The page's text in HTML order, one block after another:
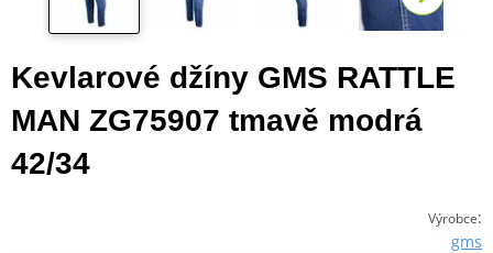
Kevlarové džíny GMS RATTLE
MAN ZG75907 tmavě modrá
42/34
Výrobce:
gms